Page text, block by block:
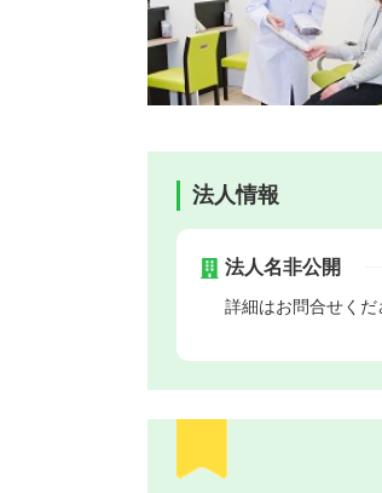
法人情報
法人名非公開
詳細はお問合せくだ